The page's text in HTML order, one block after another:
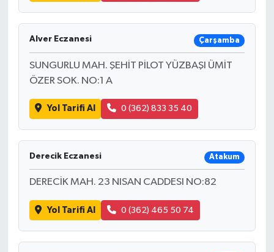
Alver Eczanesi Çarşamba
SUNGURLU MAH. ŞEHİT PİLOT YÜZBAŞI ÜMİT
ÖZER SOK. NO:1 A
Yol Tarifi Al 0 (362) 833 35 40
Derecik Eczanesi Atakum
DERECİK MAH. 23 NISAN CADDESI NO:82
Yol Tarifi Al 0 (362) 465 50 74